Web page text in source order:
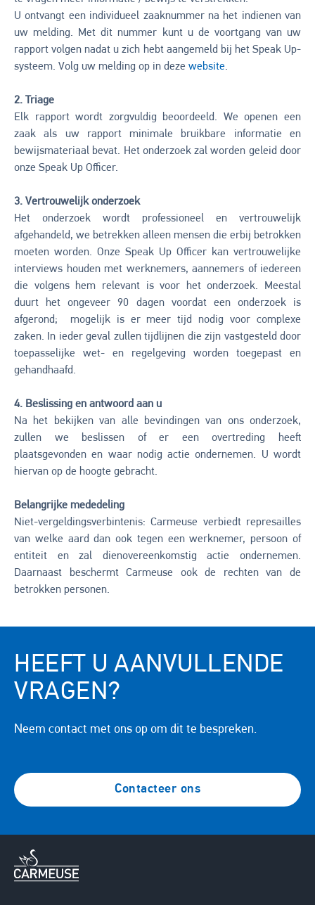
U ontvangt een individueel zaaknummer na het indienen van
uw melding. Met dit nummer kunt u de voortgang van uw
rapport volgen nadat u zich hebt aangemeld bij het Speak Up-
systeem. Volg uw melding op in deze website.
2. Triage
Elk rapport wordt zorgvuldig beoordeeld. We openen een
zaak als uw rapport minimale bruikbare informatie en
bewijsmateriaal bevat. Het onderzoek zal worden geleid door
onze Speak Up Officer.
3. Vertrouwelijk onderzoek
Het onderzoek wordt professioneel en vertrouwelijk
afgehandeld, we betrekken alleen mensen die erbij betrokken
moeten worden. Onze Speak Up Officer kan vertrouwelijke
interviews houden met werknemers, aannemers of iedereen
die volgens hem relevant is voor het onderzoek. Meestal
duurt het ongeveer 90 dagen voordat een onderzoek is
afgerond; mogelijk is er meer tijd nodig voor complexe
zaken. In ieder geval zullen tijdlijnen die zijn vastgesteld door
toepasselijke wet- en regelgeving worden toegepast en
gehandhaafd.
4. Beslissing en antwoord aan u
Na het bekijken van alle bevindingen van ons onderzoek,
zullen we beslissen of er een overtreding heeft
plaatsgevonden en waar nodig actie ondernemen. U wordt
hiervan op de hoogte gebracht.
Belangrijke mededeling
Niet-vergeldingsverbintenis: Carmeuse verbiedt represailles
van welke aard dan ook tegen een werknemer, persoon of
entiteit en zal dienovereenkomstig actie ondernemen.
Daarnaast beschermt Carmeuse ook de rechten van de
betrokken personen.
HEEFT U AANVULLENDE
VRAGEN?
Neem contact met ons op om dit te bespreken.
Contacteer ons